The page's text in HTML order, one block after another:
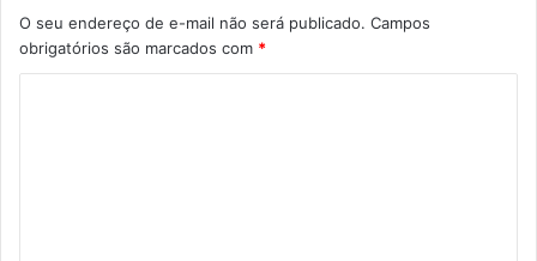
O seu endereço de e-mail não será publicado. Campos
obrigatórios são marcados com *